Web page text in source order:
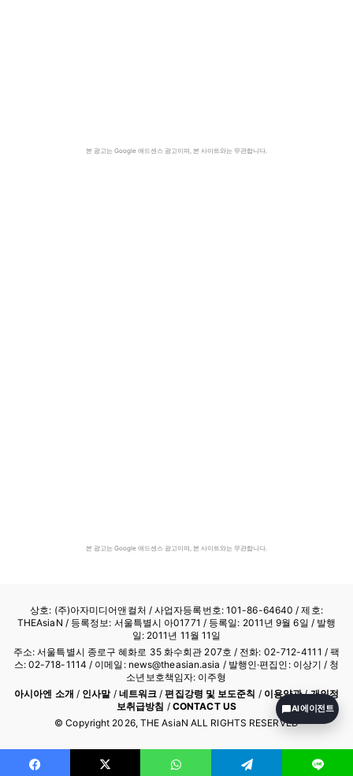
본 광고는 Google 애드센스 광고이며, 본 사이트와는 무관합니다.
본 광고는 Google 애드센스 광고이며, 본 사이트와는 무관합니다.
상호: (주)아자미디어앤컬처 /사업자등록번호: 101-86-64640 / 제호:
THEAsiaN / 등록정보: 서울특별시 아01771 / 등록일: 2011년 9월 6일 / 발행
일: 2011년 11월 11일
주소: 서울특별시 종로구 혜화로 35 화수회관 207호 / 전화: 02-712-4111 / 팩
스: 02-718-1114 / 이메일: news@theasian.asia / 발행인·편집인: 이상기 / 청
소년보호책임자: 이주형
아시아엔 소개 / 인사말/ 네트워크 /편집강령 및 보도준칙 / 이용약관/개인정
보취급방침 / CONTACT US
© Copyright 2026, THE AsiaN ALL RIGHTS RESERVED
AI 에이전트